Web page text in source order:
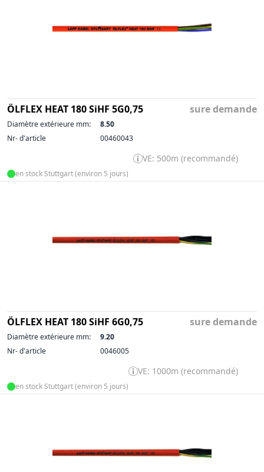
ÖLFLEX HEAT 180 SiHF 5G0,75 sure demande
Diamètre extérieure mm:
8.50
Nr- d'article
00460043
VE: 500m (recommandé)
en stock Stuttgart (environ 5 jours)
ÖLFLEX HEAT 180 SiHF 6G0,75 sure demande
Diamètre extérieure mm:
9.20
Nr- d'article
0046005
VE: 1000m (recommandé)
en stock Stuttgart (environ 5 jours)